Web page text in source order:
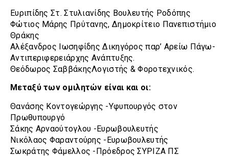
Ευριπίδης Στ. Στυλιανίδης Βουλευτής Ροδόπης
Φώτιος Μάρης Πρύτανης, Δημοκρίτειο Πανεπιστήμιο
Θράκης
Αλέξανδρος Ιωσηφίδης Δικηγόρος παρ’ Αρείω Πάγω-
Αντιπεριφερειάρχης Ανάπτυξης.
Θεόδωρος ΣαββάκηςΛογιστής & Φοροτεχνικός.
Μεταξύ των ομιλητών είναι και οι:
Θανάσης Κοντογεώργης -Υφυπουργός στον
Πρωθυπουργό
Σάκης Αρναούτογλου -Ευρωβουλευτής
Νικόλαος Φαραντούρης -Ευρωβουλευτής
Σωκράτης Φάμελλος -Πρόεδρος ΣΥΡΙΖΑ ΠΣ